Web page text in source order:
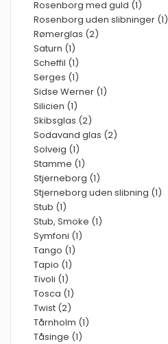
Rosenborg med guld (1)
Rosenborg uden slibninger (1)
Rømerglas (2)
Saturn (1)
Scheffil (1)
Serges (1)
Sidse Werner (1)
Silicien (1)
Skibsglas (2)
Sodavand glas (2)
Solveig (1)
Stamme (1)
Stjerneborg (1)
Stjerneborg uden slibning (1)
Stub (1)
Stub, Smoke (1)
Symfoni (1)
Tango (1)
Tapio (1)
Tivoli (1)
Tosca (1)
Twist (2)
Tårnholm (1)
Tåsinge (1)